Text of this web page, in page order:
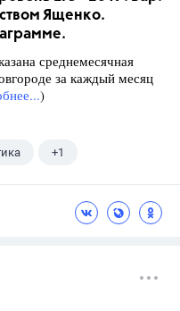
Ященко.
среднемесячная
за каждый месяц
)
+1